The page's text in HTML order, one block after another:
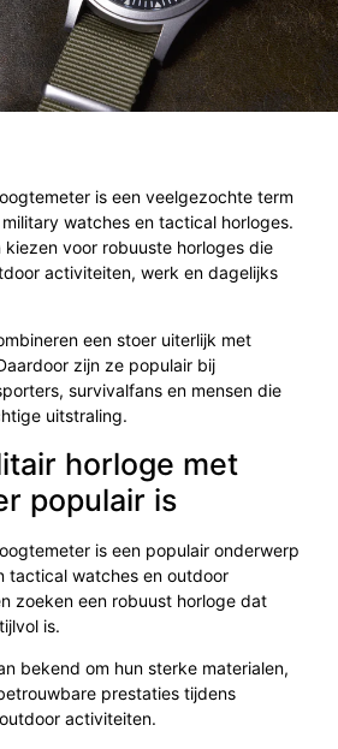
is een veelgezochte term
watches en tactical horloges.
kiezen voor robuuste horloges die
activiteiten, werk en dagelijks
een stoer uiterlijk met
zijn ze populair bij
survivalfans en mensen die
uitstraling.
horloge met
populair is
is een populair onderwerp
tactical watches en outdoor
zoeken een robuust horloge dat
is.
bekend om hun sterke materialen,
prestaties tijdens
activiteiten.